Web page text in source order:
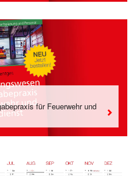
für Feuerwehr und